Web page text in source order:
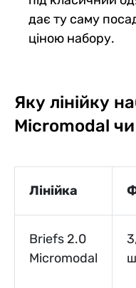
дає ту саму
ціною набору.
Яку лінійку
Micromodal
Лінійка
Briefs 2.0
Micromodal